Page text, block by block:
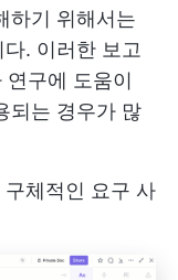
하기 위해서는
. 이러한 보고
구에 도움이
되는 경우가 많
체적인 요구 사